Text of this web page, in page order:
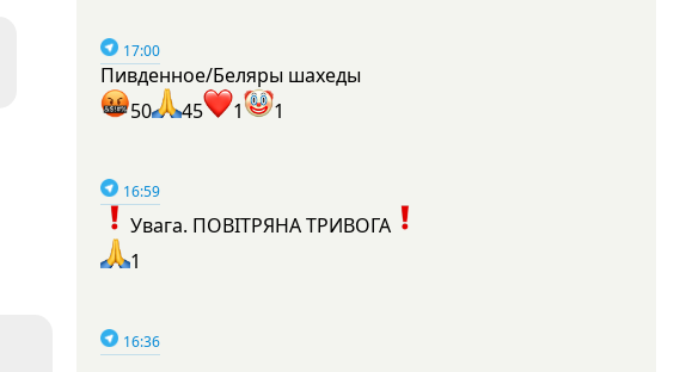
17:00
Пивденное/Беляры шахеды
50
45 1 1
16:59
Увага. ПОВІТРЯНА ТРИВОГА
1
16:36